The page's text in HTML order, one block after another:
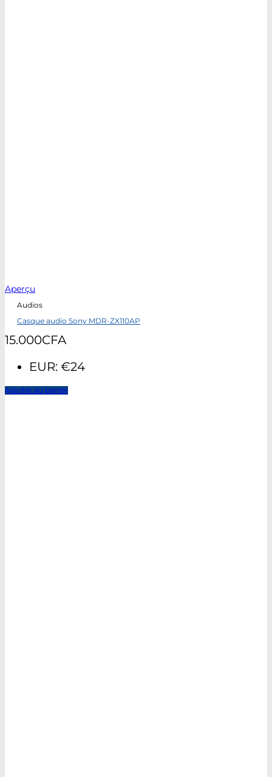
Aperçu
Audios
Casque audio Sony MDR-ZX110AP
15.000CFA
EUR: €24
Ajouter au panier